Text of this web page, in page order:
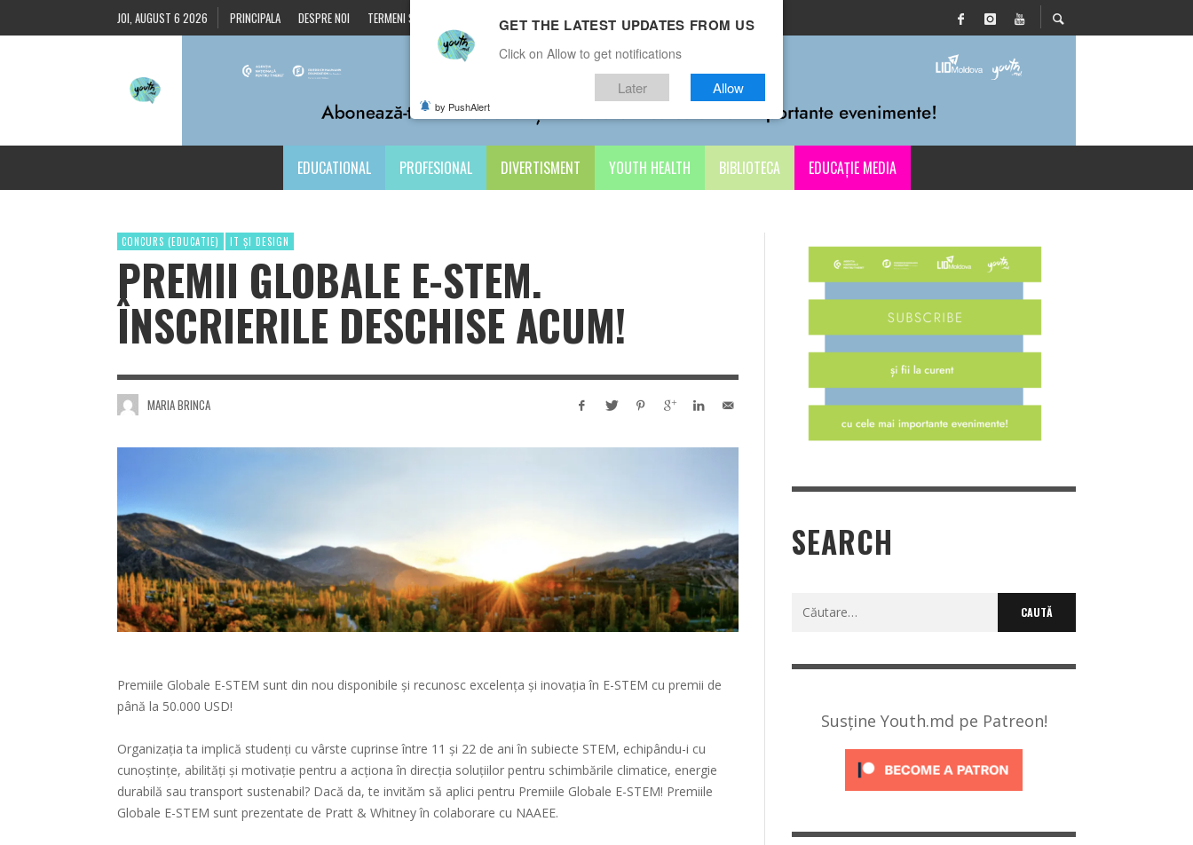
JOI, AUGUST 6 2026 PRINCIPALA DESPRE NOI TERMENI ȘI CONDIȚII CONTACTE
EDUCATIONAL PROFESIONAL DIVERTISMENT YOUTH HEALTH BIBLIOTECA EDUCAȚIE MEDIA
CONCURS (EDUCATIE) IT ȘI DESIGN
PREMII GLOBALE E-STEM.
ÎNSCRIERILE DESCHISE ACUM!
MARIA BRINCA
Premiile Globale E-STEM sunt din nou disponibile și recunosc excelența și inovația în E-STEM cu premii de
până la 50.000 USD!
Organizația ta implică studenți cu vârste cuprinse între 11 și 22 de ani în subiecte STEM, echipându-i cu
cunoștințe, abilități și motivație pentru a acționa în direcția soluțiilor pentru schimbările climatice, energie
durabilă sau transport sustenabil? Dacă da, te invităm să aplici pentru Premiile Globale E-STEM! Premiile
Globale E-STEM sunt prezentate de Pratt & Whitney în colaborare cu NAAEE.
SEARCH
Caută
Susține Youth.md pe Patreon!
GET THE LATEST UPDATES FROM US
Click on Allow to get notifications
Later Allow
by PushAlert